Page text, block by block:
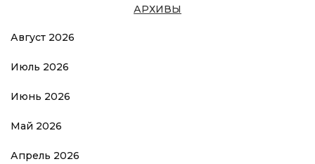
АРХИВЫ
Август 2026
Июль 2026
Июнь 2026
Май 2026
Апрель 2026